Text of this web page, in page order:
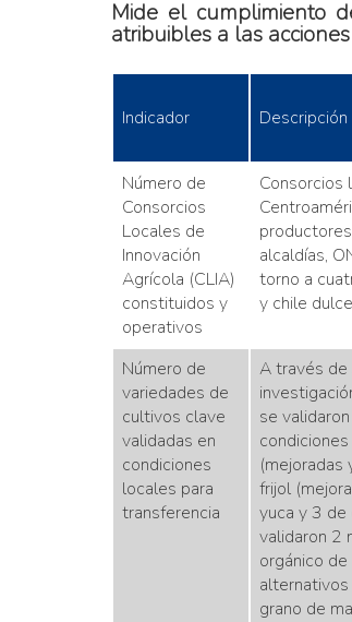
Mide el cumplimiento
atribuibles a las
Indicador Descripción
Número de
Consorcios
Locales de
Innovación
Agrícola (CLIA)
constituidos y
operativos
Consorcios
alcaldías,
torno a
y chile
Número de
variedades de
cultivos clave
validadas en
condiciones
locales para
transferencia
A través
se
(mejoradas
frijol
yuca y 3 de
validaron 2
orgánico
grano de